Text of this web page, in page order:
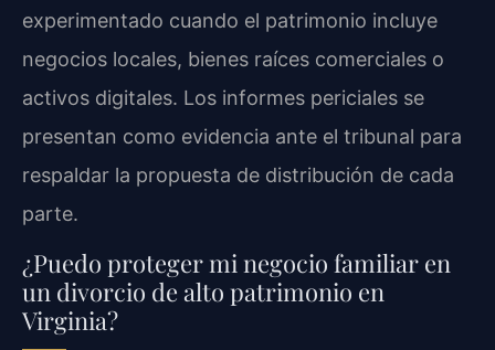
experimentado cuando el patrimonio incluye
negocios locales, bienes raíces comerciales o
activos digitales. Los informes periciales se
presentan como evidencia ante el tribunal para
respaldar la propuesta de distribución de cada
parte.
¿Puedo proteger mi negocio familiar en
un divorcio de alto patrimonio en
Virginia?